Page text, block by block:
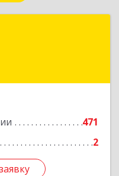
471
2
г, Полярников